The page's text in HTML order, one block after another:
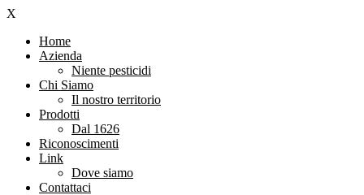
X
Home
Azienda
Niente pesticidi
Chi Siamo
Il nostro territorio
Prodotti
Dal 1626
Riconoscimenti
Link
Dove siamo
Contattaci